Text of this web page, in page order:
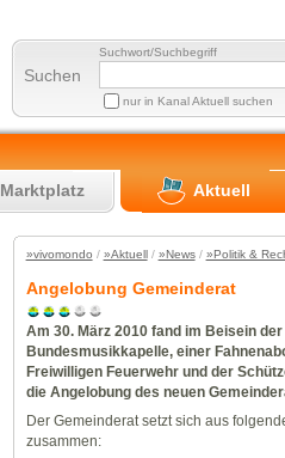
Suchen
Suchwort/Suchbegriff
nur in Kanal Aktuell suchen
Marktplatz Aktuell
»vivomondo / »Aktuell/ »News/ »Politik &
Angelobung Gemeinderat
Am 30. März 2010 fand im Beisein der
Bundesmusikkapelle, einer
Freiwilligen Feuerwehr und der
die Angelobung des neuen
Der Gemeinderat setzt sich aus
zusammen: